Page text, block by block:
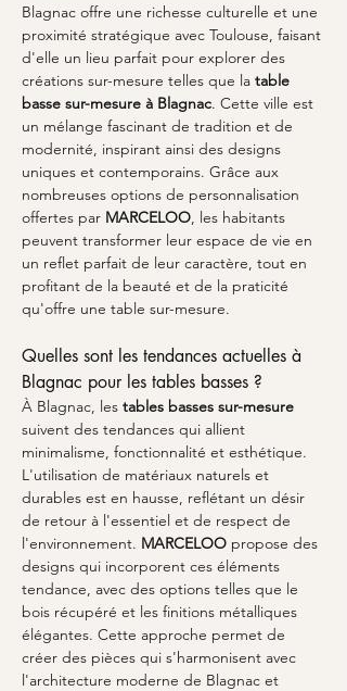
Blagnac offre une richesse culturelle et une
proximité stratégique avec Toulouse, faisant
d'elle un lieu parfait pour explorer des
créations sur-mesure telles que la table
basse sur-mesure à Blagnac. Cette ville est
un mélange fascinant de tradition et de
modernité, inspirant ainsi des designs
uniques et contemporains. Grâce aux
nombreuses options de personnalisation
offertes par MARCELOO, les habitants
peuvent transformer leur espace de vie en
un reflet parfait de leur caractère, tout en
profitant de la beauté et de la praticité
qu'offre une table sur-mesure.
Quelles sont les tendances actuelles à
Blagnac pour les tables basses ?
À Blagnac, les tables basses sur-mesure
suivent des tendances qui allient
minimalisme, fonctionnalité et esthétique.
L'utilisation de matériaux naturels et
durables est en hausse, reflétant un désir
de retour à l'essentiel et de respect de
l'environnement. MARCELOO propose des
designs qui incorporent ces éléments
tendance, avec des options telles que le
bois récupéré et les finitions métalliques
élégantes. Cette approche permet de
créer des pièces qui s'harmonisent avec
l'architecture moderne de Blagnac et